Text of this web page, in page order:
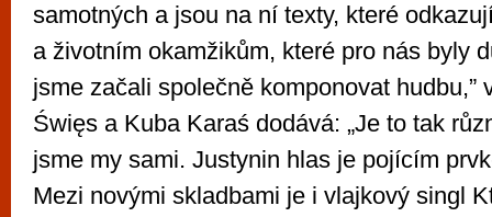
samotných a jsou na ní texty, které
a životním okamžikům, které pro nás byly
jsme začali společně komponovat hudbu,”
Święs a Kuba Karaś dodává: „Je to tak
jsme my sami. Justynin hlas je pojícím
Mezi novými skladbami je i vlajkový singl